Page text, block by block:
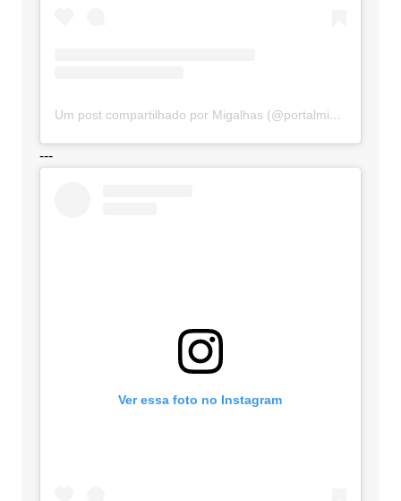
Um post compartilhado por Migalhas (@portalmigalhas)
---
Ver essa foto no Instagram